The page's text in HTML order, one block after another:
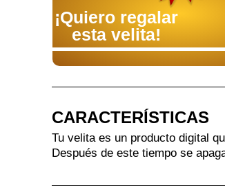
¡Quiero regalar
esta velita!
CARACTERÍSTICAS
Tu velita es un producto digital
Después de este tiempo se